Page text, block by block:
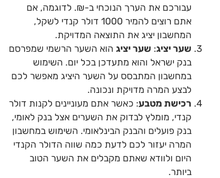
עבורכם את הערך הנוכחי ב-₪. לדוגמה, אם
אתם רוצים להמיר 1000 דולר קנדי לשקל,
המחשבון יציג את התוצאה המדויקת.
שער יציג: שער יציג הוא השער הרשמי שמפרסם
בנק ישראל והוא מתעדכן בכל יום. השימוש
במחשבון המתבסס על השער היציג מאפשר לכם
לבצע המרה מדויקת ונכונה.
רכישת מטבע: כאשר אתם מעוניינים לקנות דולר
קנדי, מומלץ לבדוק את השערים אצל בנק לאומי,
בנק פועלים והבנק הבינלאומי. השימוש במחשבון
המרה יעזור לכם לדעת כמה שווה הדולר הקנדי
היום ולוודא שאתם מקבלים את השער הטוב
ביותר.